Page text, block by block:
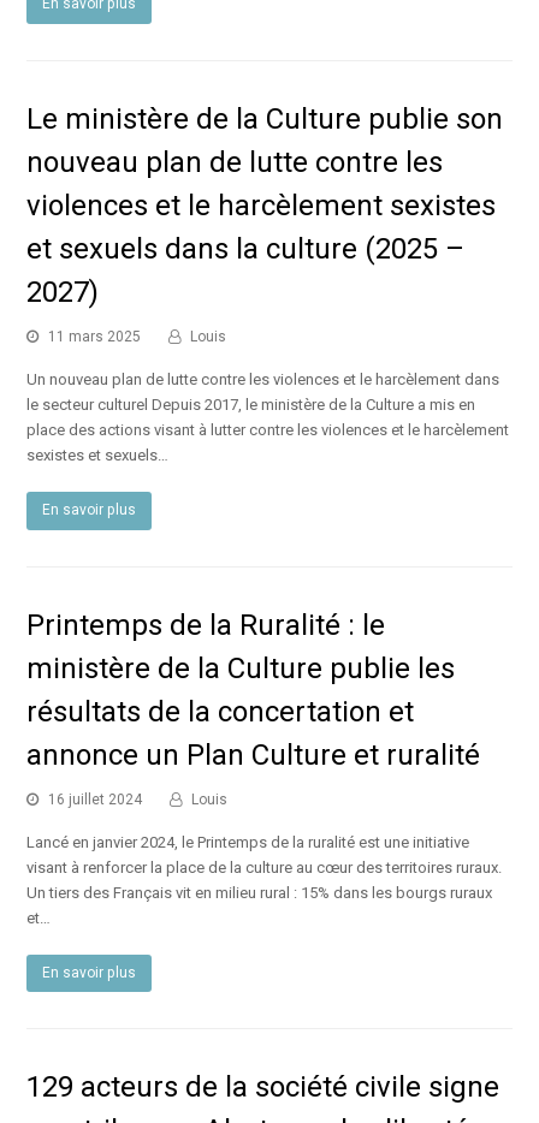
En savoir plus
Le ministère de la Culture publie son
nouveau plan de lutte contre les
violences et le harcèlement sexistes
et sexuels dans la culture (2025 –
2027)
11 mars 2025 Louis
Un nouveau plan de lutte contre les violences et le harcèlement dans
le secteur culturel Depuis 2017, le ministère de la Culture a mis en
place des actions visant à lutter contre les violences et le harcèlement
sexistes et sexuels…
En savoir plus
Printemps de la Ruralité : le
ministère de la Culture publie les
résultats de la concertation et
annonce un Plan Culture et ruralité
16 juillet 2024 Louis
Lancé en janvier 2024, le Printemps de la ruralité est une initiative
visant à renforcer la place de la culture au cœur des territoires ruraux.
Un tiers des Français vit en milieu rural : 15% dans les bourgs ruraux
et…
En savoir plus
129 acteurs de la société civile signe